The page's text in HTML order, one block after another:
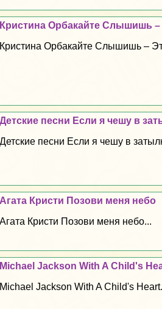
Кристина Орбакайте Слышишь –
Кристина Орбакайте Слышишь –
Детские песни Если я чешу в
Детские песни Если я чешу в
Агата Кристи Позови меня небо
Агата Кристи Позови меня небо...
Michael Jackson With A Child's
Michael Jackson With A Child's